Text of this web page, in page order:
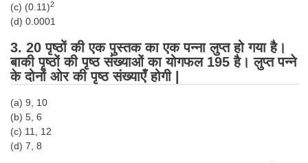
TIER-2 Syllabus
SSC CGL PAPERS
Study Kit for CGL Tier-1
CGL Trend Analysis
CGL Exam Downloads
(c) (0.11)2
(d) 0.0001
3. 20 पृष्ठों की एक पुस्तक का एक पन्ना लुप्त हो गया है।
बाकी पृष्ठों की पृष्ठ संख्याओं का योगफल 195 है। लुप्त पन्ने
के दोनों ओर की पृष्ठ संख्याएँहोगी|
(a) 9, 10
(b) 5, 6
(c) 11, 12
(d) 7, 8